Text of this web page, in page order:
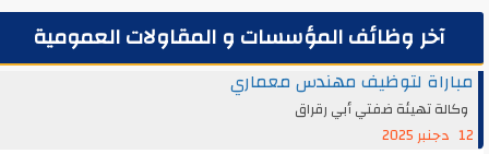
آخر وظائف المؤسسات و المقاولات العمومية
مباراة لتوظيف مهندس معماري
وكالة تهيئة ضفتي أبي رقراق
12 دجنبر 2025